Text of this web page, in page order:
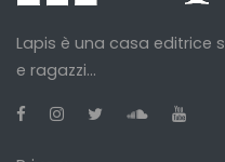
Lapis è una casa editrice
e ragazzi...